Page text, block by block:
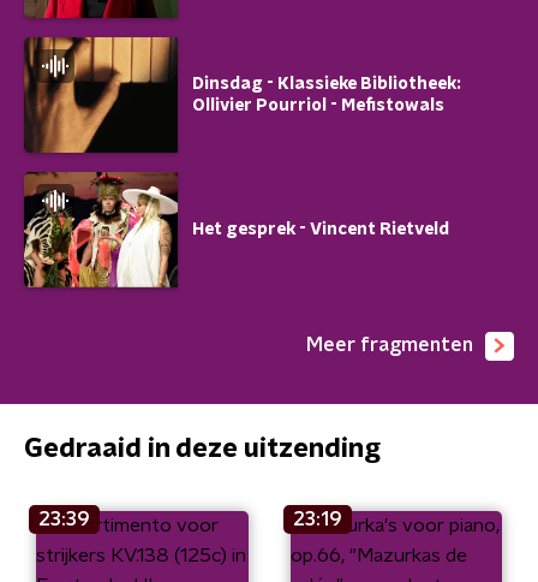
Dinsdag - Klassieke Bibliotheek:
Ollivier Pourriol - Mefistowals
Het gesprek - Vincent Rietveld
Meer fragmenten
Gedraaid in deze uitzending
23:39 23:19